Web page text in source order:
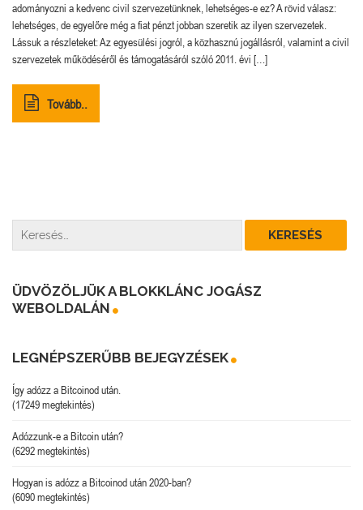
adományozni a kedvenc civil szervezetünknek, lehetséges-e ez? A rövid válasz:
lehetséges, de egyelőre még a fiat pénzt jobban szeretik az ilyen szervezetek.
Lássuk a részleteket: Az egyesülési jogról, a közhasznú jogállásról, valamint a civil
szervezetek működéséről és támogatásáról szóló 2011. évi […]
Tovább..
ÜDVÖZÖLJÜK A BLOKKLÁNC JOGÁSZ
WEBOLDALÁN
LEGNÉPSZERŰBB BEJEGYZÉSEK
Így adózz a Bitcoinod után.
(17249 megtekintés)
Adózzunk-e a Bitcoin után?
(6292 megtekintés)
Hogyan is adózz a Bitcoinod után 2020-ban?
(6090 megtekintés)